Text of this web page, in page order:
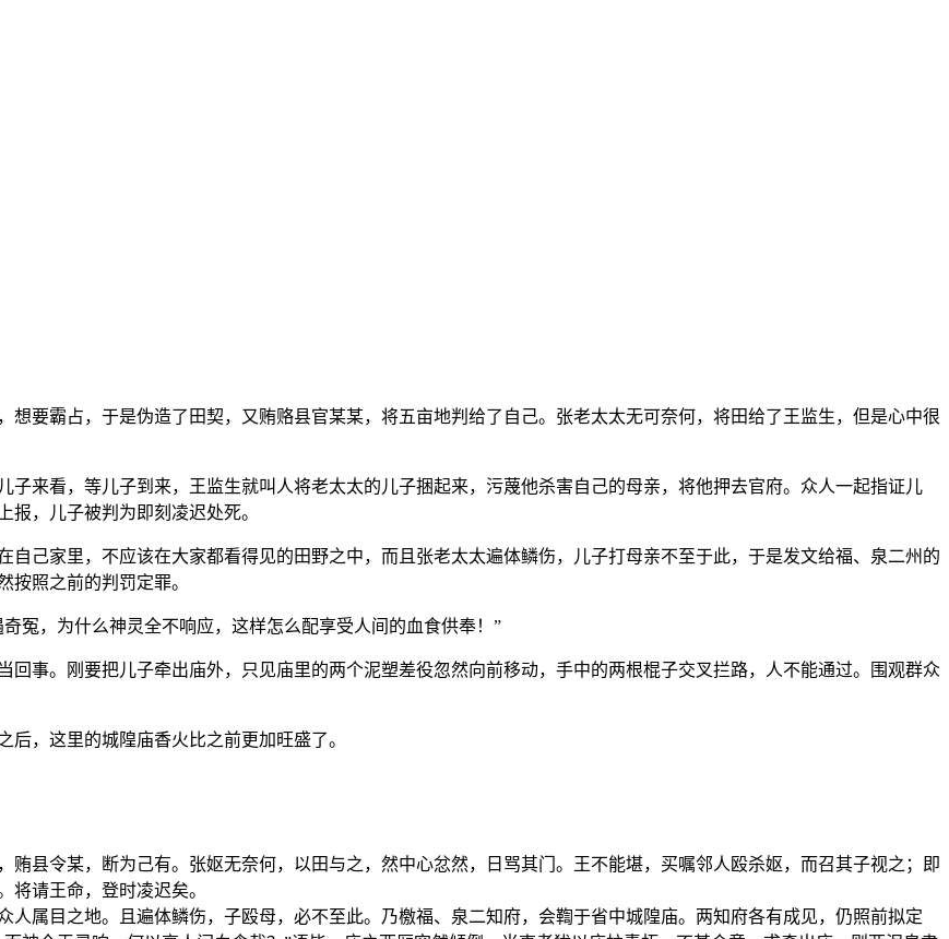
要霸占，于是伪造了田契，又贿赂县官某某，将五亩地判给了自己。张老太太无可奈何，将田给了王监生，但是心中很
来看，等儿子到来，王监生就叫人将老太太的儿子捆起来，污蔑他杀害自己的母亲，将他押去官府。众人一起指证儿
，儿子被判为即刻凌迟处死。
己家里，不应该在大家都看得见的田野之中，而且张老太太遍体鳞伤，儿子打母亲不至于此，于是发文给福、泉二州的
按照之前的判罚定罪。
冤，为什么神灵全不响应，这样怎么配享受人间的血食供奉！”
事。刚要把儿子牵出庙外，只见庙里的两个泥塑差役忽然向前移动，手中的两根棍子交叉拦路，人不能通过。围观群众
，这里的城隍庙香火比之前更加旺盛了。
县令某，断为己有。张妪无奈何，以田与之，然中心忿然，日骂其门。王不能堪，买嘱邻人殴杀妪，而召其子视之；即
将请王命，登时凌迟矣。
属目之地。且遍体鳞伤，子殴母，必不至此。乃檄福、泉二知府，会鞫于省中城隍庙。两知府各有成见，仍照前拟定